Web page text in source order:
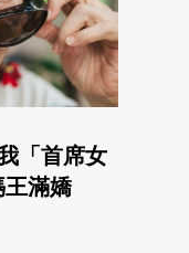
「首席女
滿嬌